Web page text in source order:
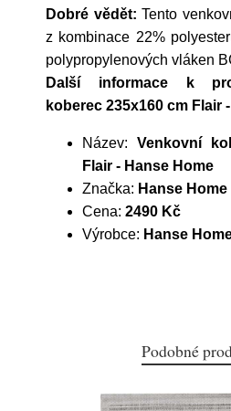
Dobré vědět: Tento
z kombinace 22%
polypropylenových vláken
Další informace k
koberec 235x160 cm Flair
Název: Venkovní
Flair - Hanse Home
Značka: Hanse Home
Cena: 2490 Kč
Výrobce: Hanse
Podobné